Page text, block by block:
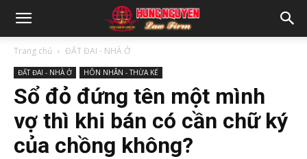
Trang chủ ĐẤT ĐAI - NHÀ Ở
ĐẤT ĐAI - NHÀ Ở HÔN NHÂN - THỪA KẾ
Sổ đỏ đứng tên một mình
vợ thì khi bán có cần chữ ký
của chồng không?